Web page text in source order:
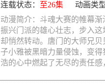
连载状态： 至26集 动画类
动漫简介：斗魂大赛的帷幕
振兴门派的雄心壮志，步入
却悄然转动。唐门的大师兄
子小雅被黑暗力量侵蚀，变
浩的心中燃起了无尽的责任